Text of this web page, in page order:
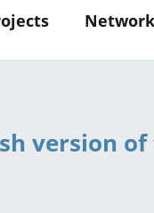
Network
version